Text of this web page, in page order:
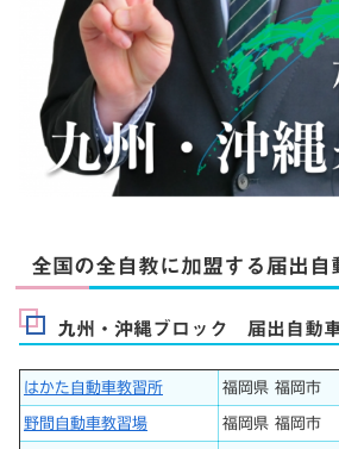
全国の全自教に加盟する届出自
九州・沖縄ブロック 届出自動
はかた自動車教習所 福岡県 福岡市
野間自動車教習場 福岡県 福岡市